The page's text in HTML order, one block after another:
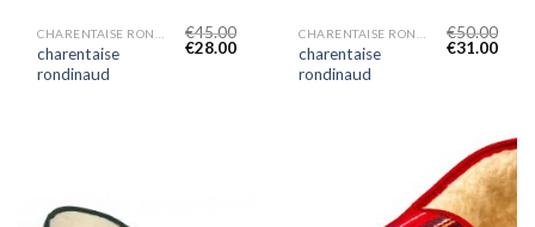
charentaise
rondinaud
€45.00
€28.00
charentaise
rondinaud
€50.00
€31.00